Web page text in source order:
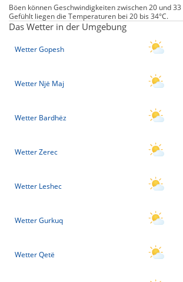
Böen können Geschwindigkeiten zwischen 20 und
Gefühlt liegen die Temperaturen bei 20 bis 34°C.
Das Wetter in der Umgebung
Wetter Gopesh
Wetter Një Maj
Wetter Bardhëz
Wetter Zerec
Wetter Leshec
Wetter Gurkuq
Wetter Qetë